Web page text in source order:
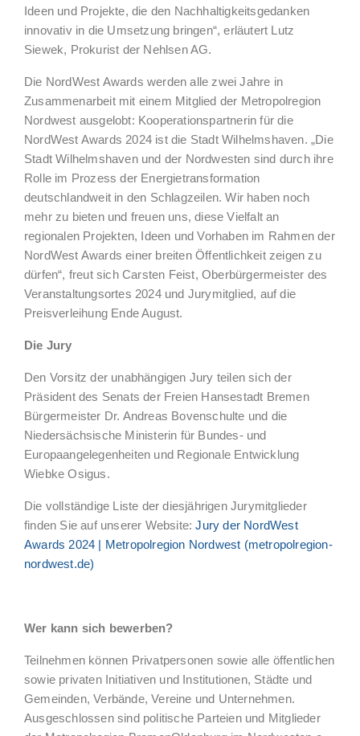
Ideen und Projekte, die den Nachhaltigkeitsgedanken
innovativ in die Umsetzung bringen“, erläutert Lutz
Siewek, Prokurist der Nehlsen AG.
Die NordWest Awards werden alle zwei Jahre in
Zusammenarbeit mit einem Mitglied der Metropolregion
Nordwest ausgelobt: Kooperationspartnerin für die
NordWest Awards 2024 ist die Stadt Wilhelmshaven. „Die
Stadt Wilhelmshaven und der Nordwesten sind durch ihre
Rolle im Prozess der Energietransformation
deutschlandweit in den Schlagzeilen. Wir haben noch
mehr zu bieten und freuen uns, diese Vielfalt an
regionalen Projekten, Ideen und Vorhaben im Rahmen der
NordWest Awards einer breiten Öffentlichkeit zeigen zu
dürfen“, freut sich Carsten Feist, Oberbürgermeister des
Veranstaltungsortes 2024 und Jurymitglied, auf die
Preisverleihung Ende August.
Die Jury
Den Vorsitz der unabhängigen Jury teilen sich der
Präsident des Senats der Freien Hansestadt Bremen
Bürgermeister Dr. Andreas Bovenschulte und die
Niedersächsische Ministerin für Bundes- und
Europaangelegenheiten und Regionale Entwicklung
Wiebke Osigus.
Die vollständige Liste der diesjährigen Jurymitglieder
finden Sie auf unserer Website:Jury der NordWest
Awards 2024 | Metropolregion Nordwest (metropolregion-
nordwest.de)
Wer kann sich bewerben?
Teilnehmen können Privatpersonen sowie alle öffentlichen
sowie privaten Initiativen und Institutionen, Städte und
Gemeinden, Verbände, Vereine und Unternehmen.
Ausgeschlossen sind politische Parteien und Mitglieder